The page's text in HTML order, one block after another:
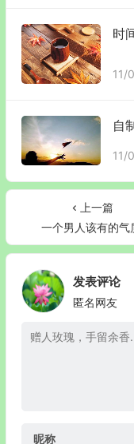
时
11/
自
11/
上一篇
一个男人该有的气
发表评论
匿名网友
昵称